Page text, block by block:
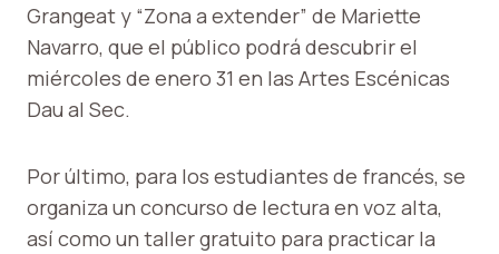
Grangeat y “Zona a extender” de Mariette
Navarro, que el público podrá descubrir el
miércoles de enero 31 en las Artes Escénicas
Dau al Sec.
Por último, para los estudiantes de francés, se
organiza un concurso de lectura en voz alta,
así como un taller gratuito para practicar la